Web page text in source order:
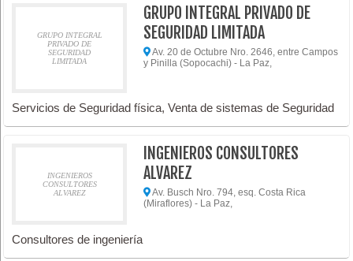
GRUPO INTEGRAL
PRIVADO DE
SEGURIDAD
LIMITADA
GRUPO INTEGRAL PRIVADO DE
SEGURIDAD LIMITADA
Av. 20 de Octubre Nro. 2646, entre Campos
y Pinilla (Sopocachi) - La Paz,
Servicios de Seguridad física, Venta de sistemas de Seguridad
INGENIEROS
CONSULTORES
ALVAREZ
INGENIEROS CONSULTORES
ALVAREZ
Av. Busch Nro. 794, esq. Costa Rica
(Miraflores) - La Paz,
Consultores de ingeniería